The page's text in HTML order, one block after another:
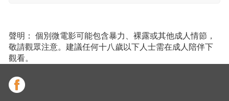
聲明： 個別微電影可能包含暴力、裸露或其他成人情節，
敬請觀眾注意。建議任何十八歲以下人士需在成人陪伴下
觀看。